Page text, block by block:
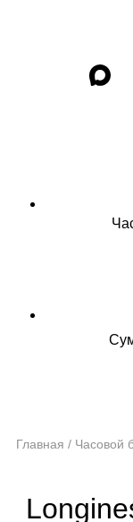
Главная / Часовой